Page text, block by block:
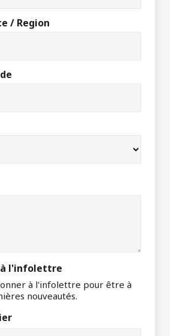
/ Region
à l'infolettre
à l'infolettre pour être à
nouveautés.